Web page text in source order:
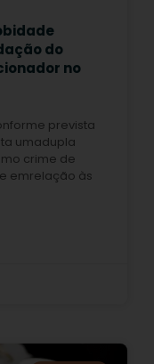
do
no
prevista
umadupla
crime de
emrelação às